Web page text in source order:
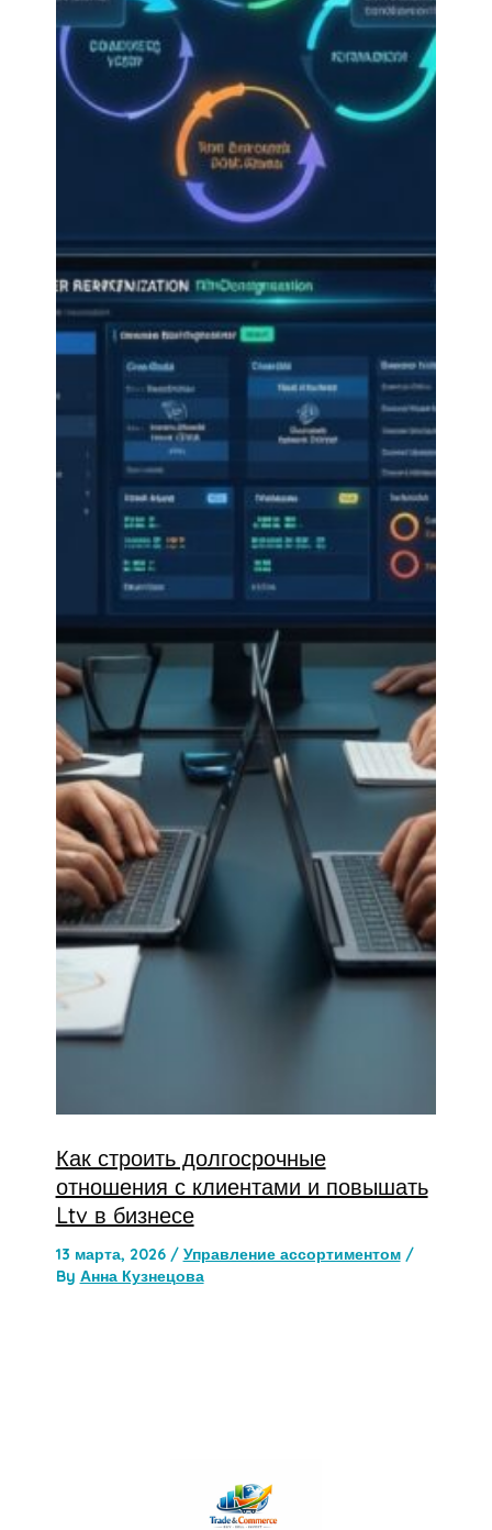
Как строить долгосрочные
отношения с клиентами и повышать
Ltv в бизнесе
13 марта, 2026 / Управление ассортиментом/
By Анна Кузнецова